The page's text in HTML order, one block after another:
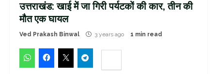
उत्तराखंड: खाई में जा गिरी पर्यटकों की कार, तीन‌ की
मौत एक घायल
Ved Prakash Binwal 3 years ago 1 min read